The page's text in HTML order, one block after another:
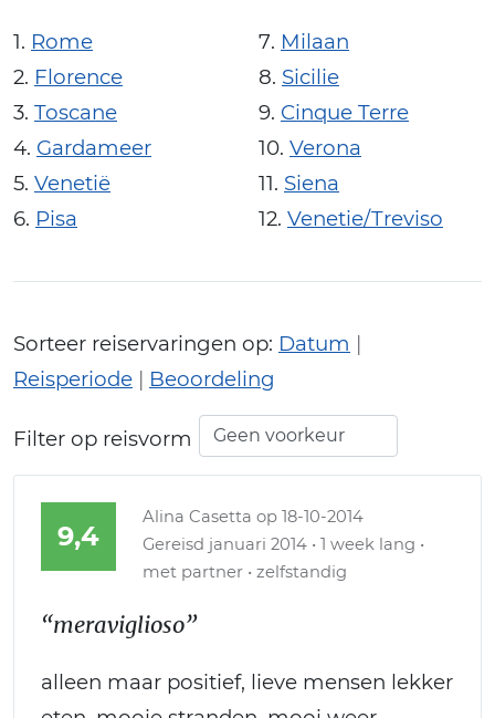
Rome
Florence
Toscane
Gardameer
Venetië
Pisa
Milaan
Sicilie
Cinque Terre
Verona
Siena
Venetie/Treviso
Sorteer reiservaringen op: Datum |
Reisperiode | Beoordeling
Filter op reisvorm
9,4
Alina Casetta op 18-10-2014
Gereisd januari 2014 • 1 week lang •
met partner • zelfstandig
“meraviglioso”
alleen maar positief, lieve mensen lekker